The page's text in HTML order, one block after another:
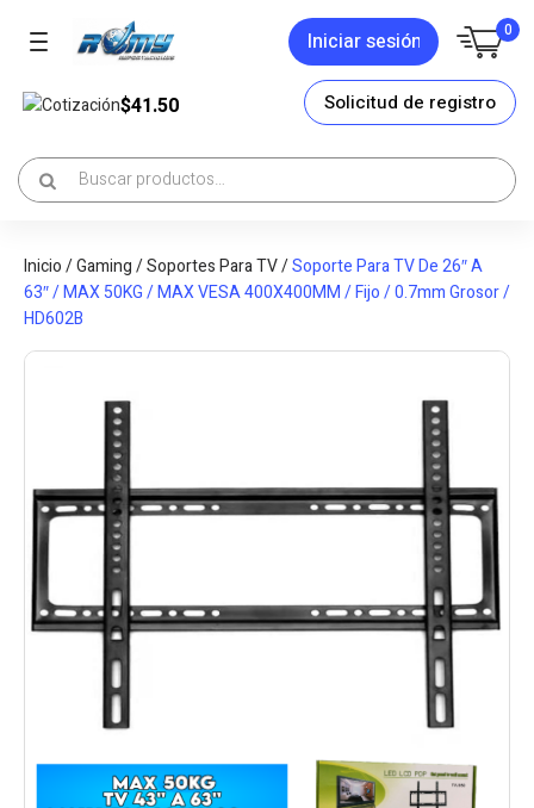
Iniciar sesión 0
Cotización$41.50 Solicitud de registro
Inicio/Gaming/Soportes Para TV/Soporte Para TV De 26″ A
63″ / MAX 50KG / MAX VESA 400X400MM / Fijo / 0.7mm Grosor /
HD602B